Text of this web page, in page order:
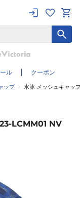
ル クーポン
ップ 水泳 メッシュキャッ
LCMM01 NV